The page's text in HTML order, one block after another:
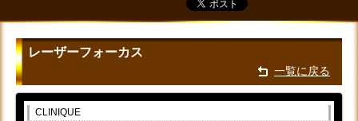
レーザーフォーカス
一覧に戻る
CLINIQUE